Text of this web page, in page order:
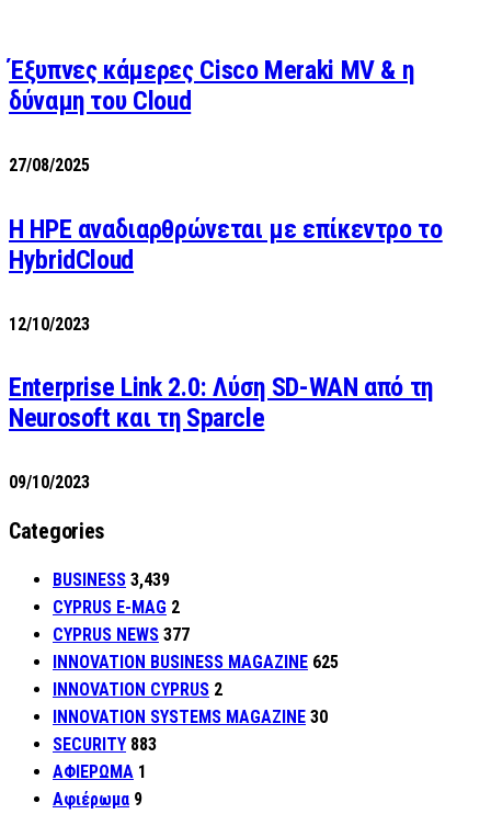
Έξυπνες κάμερες Cisco Meraki MV & η
δύναμη του Cloud
27/08/2025
H HPE αναδιαρθρώνεται με επίκεντρο το
HybridCloud
12/10/2023
Enterprise Link 2.0: Λύση SD-WAN από τη
Neurosoft και τη Sparcle
09/10/2023
Categories
BUSINESS 3,439
CYPRUS E-MAG 2
CYPRUS NEWS 377
INNOVATION BUSINESS MAGAZINE 625
INNOVATION CYPRUS 2
INNOVATION SYSTEMS MAGAZINE 30
SECURITY 883
ΑΦΙΕΡΩΜΑ 1
Αφιέρωμα 9